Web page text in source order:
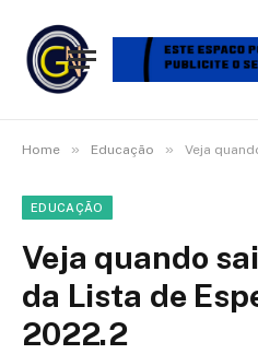
Home » Educação » Veja quando sai
EDUCAÇÃO
Veja quando
da Lista de
2022.2